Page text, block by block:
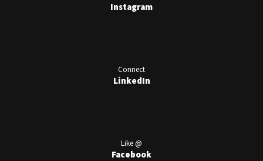
Instagram
Connect
LinkedIn
Like @
Facebook